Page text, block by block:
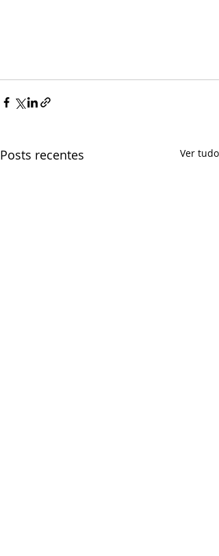
Posts recentes Ver tudo